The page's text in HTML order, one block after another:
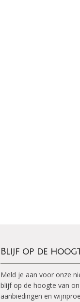
Blijf op de
Meld je aan voor onze
blijf op de hoogte van
aanbiedingen en